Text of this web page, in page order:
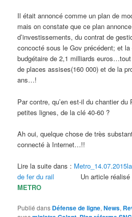
Il était annoncé comme un plan de
mais on constate que ce plan
d’investissements, du contrat de
concocté sous le Gov précédent; et la
budgétaire de 2,1 milliards
de places assises(160 000) et de la
ans…!
Par contre, qu’en est-il du chantier du
petites lignes, de la clé 40-60 ?
Ah oui, quelque chose de très
connecté à Internet…!!
Lire la suite dans :
de fer du rail Un article réalisé
METRO
Publié dans Défense de ligne,News,